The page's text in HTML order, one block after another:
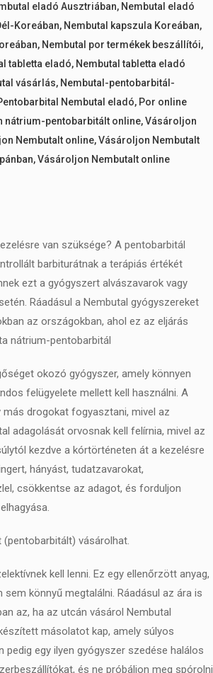
eladó Ausztriában, Nembutal eladó
Koreában, Nembutal kapszula Koreában,
, Nembutal por termékek beszállítói,
tabletta eladó, Nembutal tabletta eladó
vásárlás, Nembutal-pentobarbitál-
Nembutal eladó, Por online
nátrium-pentobarbitált online,Vásároljon
Nembutalt online,Vásároljon Nembutalt
,Vásároljon Nembutalt online
van szüksége? A pentobarbitál
barbiturátnak a terápiás értékét
ezt a gyógyszert alvászavarok vagy
Ráadásul a Nembutal gyógyszereket
az országokban, ahol ez az eljárás
nátrium-pentobarbitál
okozó gyógyszer, amely könnyen
felügyelete mellett kell használni. A
drogokat fogyasztani, mivel az
adagolását orvosnak kell felírnia, mivel az
kezdve a kórtörténeten át a kezelésre
hányást, tudatzavarokat,
csökkentse az adagot, és forduljon
(pentobarbitált) vásárolhat.
kell lenni. Ez egy ellenőrzött anyag,
könnyű megtalálni. Ráadásul az ára is
az, ha az utcán vásárol Nembutal
másolatot kap, amely súlyos
egy ilyen gyógyszer szedése halálos
és ne próbáljon meg spórolni